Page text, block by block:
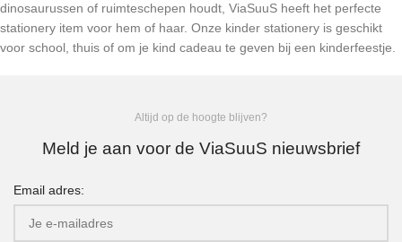
dinosaurussen of ruimteschepen houdt, ViaSuuS heeft het perfecte
stationery item voor hem of haar. Onze kinder stationery is geschikt
voor school, thuis of om je kind cadeau te geven bij een kinderfeestje.
Altijd op de hoogte blijven?
Meld je aan voor de ViaSuuS nieuwsbrief
Email adres: